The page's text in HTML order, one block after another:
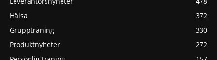
Hälsa
372
Gruppträning
330
Produktnyheter
272